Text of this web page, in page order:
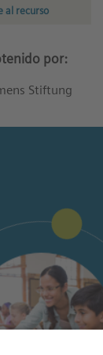
al recurso
por: